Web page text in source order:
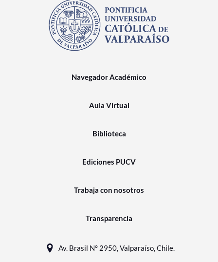
Navegador Académico
Aula Virtual
Biblioteca
Ediciones PUCV
Trabaja con nosotros
Transparencia
Av. Brasil N° 2950, Valparaíso, Chile.